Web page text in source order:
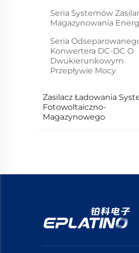
Seria Systemów
Magazynowania
Seria
Konwertera DC-DC O
Dwukierunkowym
Przepływie Mocy
Zasilacz Ładowania
Fotowoltaiczno-
Magazynowego